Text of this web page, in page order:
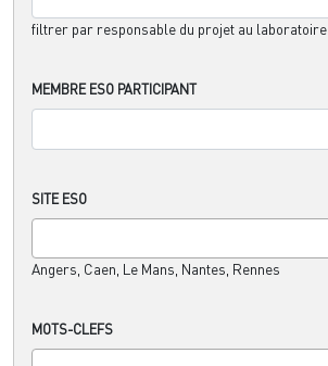
filtrer par responsable du projet au laboratoire
MEMBRE ESO PARTICIPANT
SITE ESO
Angers, Caen, Le Mans, Nantes, Rennes
MOTS-CLEFS